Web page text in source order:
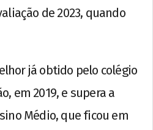
de 2023, quando
já obtido pelo colégio
em 2019, e supera a
Médio, que ficou em